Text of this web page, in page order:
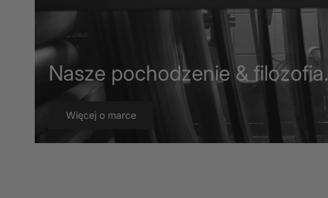
Nasze pochodzenie & filozofia.
Więcej o marce